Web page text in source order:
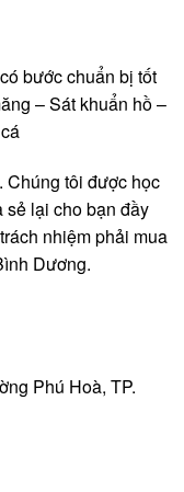
bước chuẩn bị tốt
– Sát khuẩn hồ –
tôi được học
lại cho bạn đầy
nhiệm phải mua
Dương.
Phú Hoà, TP.